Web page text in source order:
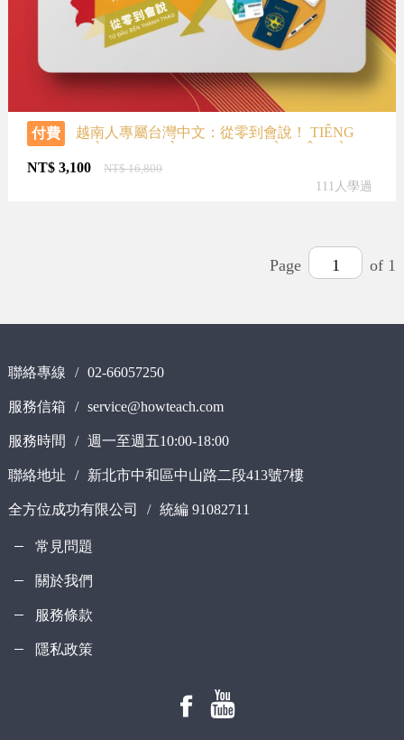
付費
越南人專屬台灣中文：從零到會說！ TIẾNG
TRUNG ĐÀI LOAN DÀNH CHO NGƯỜI VIỆT TỪ
ĐẦU ĐẾN THÀNH THẠO
NT$3,100 NT$16,800
111人學過
Page 1 of 1
聯絡專線 / 02-66057250
服務信箱 / service@howteach.com
服務時間 / 週一至週五10:00-18:00
聯絡地址 / 新北市中和區中山路二段413號7樓
全方位成功有限公司 / 統編 91082711
常見問題
關於我們
服務條款
隱私政策